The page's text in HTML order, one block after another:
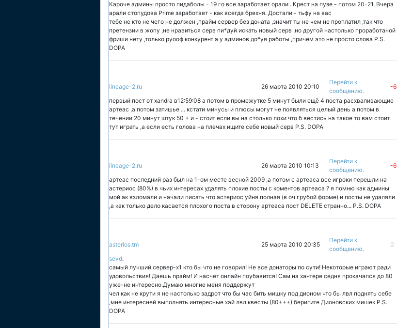
Кароче админы просто пидаболы - 19 го все заработает орали . Крест на пузе - потом 20-21. Вчера
арали стопудова Prime заработает - как всегда брехня. Достали - тьфу на вас
тебе не кто не чего не должен ,прайм сервер без доната ,значит ты не чем не проплатил ,так что
претензии в жопу ,не нравиться серв пи*дуй искать новый серв ,но другой настолько проработаной
фриши нету ,только руооф конкурент а у админов до*уя работы ,причём это не просто слова P.S.
DOPA
lineage-2.ru 26 марта 2010 20:10
Перейти к
сообщению.
-6
первый пост от xandra в12:59:08 а потом в промежутке 5 минут были ещё 4 поста расхваливающие
артеас ,а потом затишье ... кстати минусы и плюсы могут не появляться целый день а потом в
течении 20 минут штук 50 + и - стоит если вы на столько лохи что б вестись на такое то вам стоит
тут играть ,а если есть голова на плечах ищите себе новый серв P.S. DOPA
lineage-2.ru 26 марта 2010 10:13
Перейти к
сообщению.
-6
артеас последний раз был на 1-ом месте весной 2009 ,а потом с артеаса все игроки перешли на
астериос (80%) в чьих интересах удалять плохие посты с коментов артеаса ? я помню как админы
мой ак взломали и начали писать что астериос уйня полная (в оч грубой форме) и посты не удаляли
,а как только дело касается плохого поста в сторону артеаса пост DELETE странно... P.S. DOPA
asterios.tm 25 марта 2010 20:35
Перейти к
сообщению.
0
sevd:
самый лучший сервер-х1 кто бы что не говорил! Не все донаторы по сути! Некоторые играют ради
удовольствия! Даешь прайм! И насчет онлайн поубавится! Сам на хантере седня прокачался до 80
уже-не интересно.Думаю многие меня поддержут
чел как не крути я не настолько задрот что бы час бить мишку под дионом что бы лвл поднять себе
,мне интересней выполнять интересные хай лвл квесты (80+++) беригите Дионовских мишек P.S.
DOPA